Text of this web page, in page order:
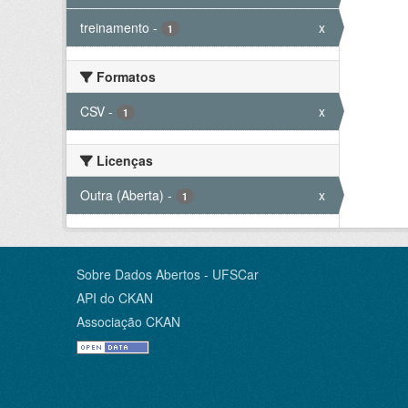
treinamento - 1 x
Formatos
CSV - 1 x
Licenças
Outra (Aberta) - 1 x
Sobre Dados Abertos - UFSCar
API do CKAN
Associação CKAN